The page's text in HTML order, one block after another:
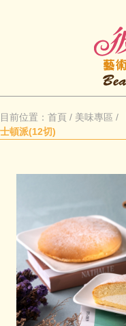
目前位置： 首頁 / 美味專區 /
士頓派(12切)